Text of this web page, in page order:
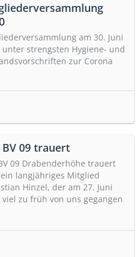
am 30. Juni
unter strengsten Hygiene- und
zur Corona
BV 09 trauert
09 Drabenderhöhe trauert
langjähriges Mitglied
Hinzel, der am 27. Juni
viel zu früh von uns gegangen